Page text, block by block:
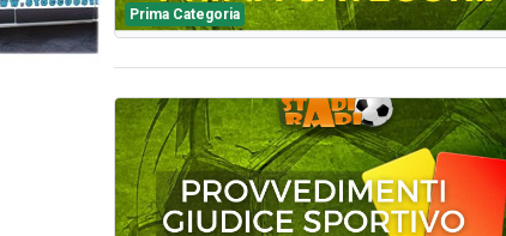
Prima Categoria